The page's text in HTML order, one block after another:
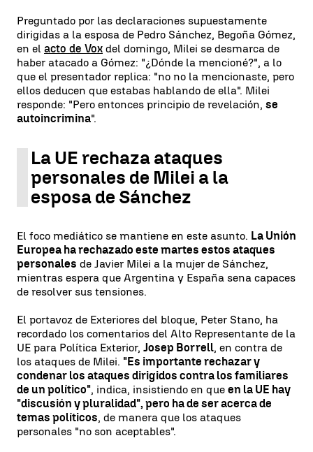
Preguntado por las declaraciones supuestamente
dirigidas a la esposa de Pedro Sánchez, Begoña Gómez,
en el acto de Vox del domingo, Milei se desmarca de
haber atacado a Gómez: "¿Dónde la mencioné?", a lo
que el presentador replica: "no no la mencionaste, pero
ellos deducen que estabas hablando de ella". Milei
responde: "Pero entonces principio de revelación, se
autoincrimina".
La UE rechaza ataques
personales de Milei a la
esposa de Sánchez
El foco mediático se mantiene en este asunto. La Unión
Europea ha rechazado este martes estos ataques
personales de Javier Milei a la mujer de Sánchez,
mientras espera que Argentina y España sena capaces
de resolver sus tensiones.
El portavoz de Exteriores del bloque, Peter Stano, ha
recordado los comentarios del Alto Representante de la
UE para Política Exterior, Josep Borrell, en contra de
los ataques de Milei. "Es importante rechazar y
condenar los ataques dirigidos contra los familiares
de un político", indica, insistiendo en que en la UE hay
"discusión y pluralidad", pero ha de ser acerca de
temas políticos, de manera que los ataques
personales "no son aceptables".